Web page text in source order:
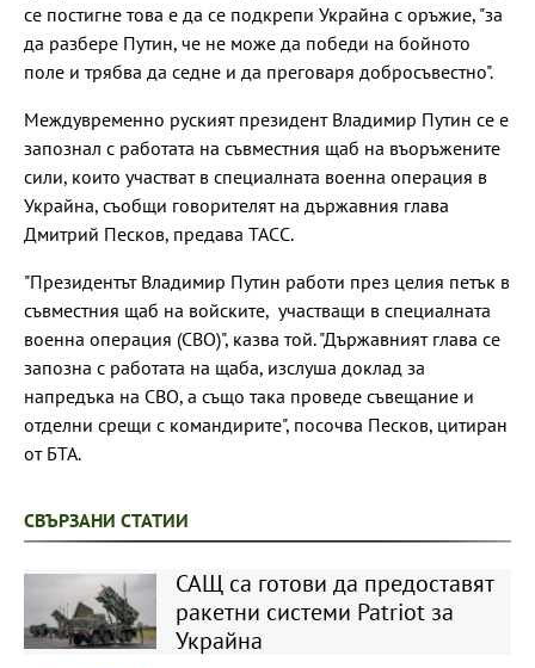
се постигне това е да се подкрепи Украйна с оръжие, "за
да разбере Путин, че не може да победи на бойното
поле и трябва да седне и да преговаря добросъвестно".
Междувременно руският президент Владимир Путин се е
запознал с работата на съвместния щаб на въоръжените
сили, които участват в специалната военна операция в
Украйна, съобщи говорителят на държавния глава
Дмитрий Песков, предава ТАСС.
"Президентът Владимир Путин работи през целия петък в
съвместния щаб на войските, участващи в специалната
военна операция (СВО)", казва той. "Държавният глава се
запозна с работата на щаба, изслуша доклад за
напредъка на СВО, а също така проведе съвещание и
отделни срещи с командирите", посочва Песков, цитиран
от БТА.
СВЪРЗАНИ СТАТИИ
САЩ са готови да предоставят
ракетни системи Patriot за
Украйна